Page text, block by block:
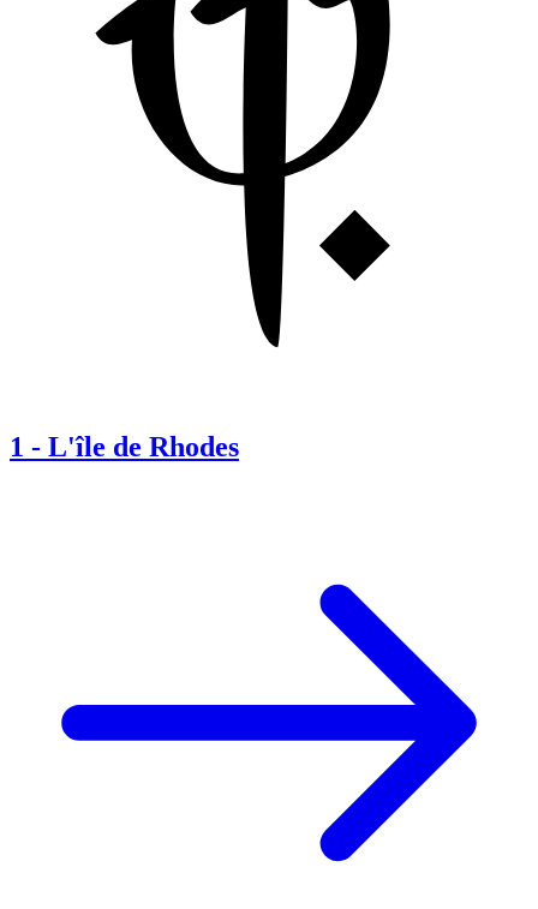
1 - L'île de Rhodes